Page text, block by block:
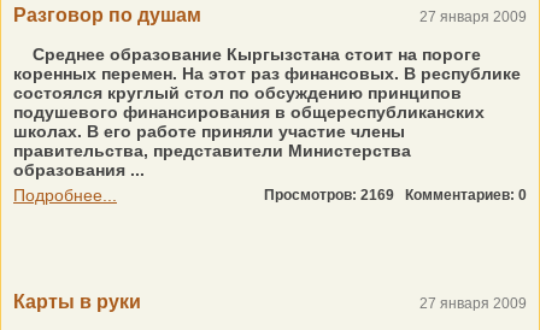
Разговор по душам 27 января 2009
Среднее образование Кыргызстана стоит на пороге
коренных перемен. На этот раз финансовых. В республике
состоялся круглый стол по обсуждению принципов
подушевого финансирования в общереспубликанских
школах. В его работе приняли участие члены
правительства, представители Министерства
образования ...
Подробнее...
Просмотров: 2169 Комментариев: 0
Карты в руки 27 января 2009